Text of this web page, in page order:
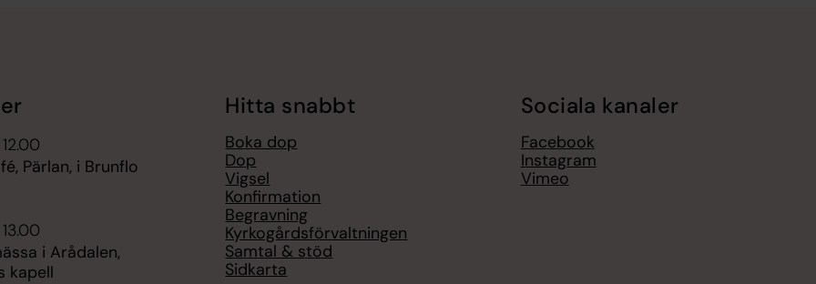
Pärlan, i Brunflo
i Arådalen,
kapell
Hitta snabbt
Boka dop
Dop
Vigsel
Konfirmation
Begravning
Kyrkogårdsförvaltningen
Samtal & stöd
Sidkarta
Sociala kanaler
Facebook
Instagram
Vimeo